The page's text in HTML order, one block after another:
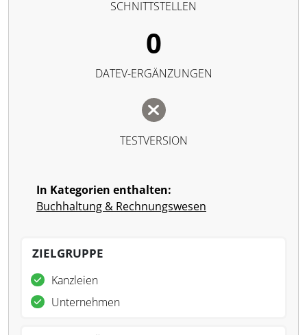
SCHNITTSTELLEN
0
DATEV-ERGÄNZUNGEN
TESTVERSION
In Kategorien enthalten:
Buchhaltung & Rechnungswesen
ZIELGRUPPE
Kanzleien
Unternehmen